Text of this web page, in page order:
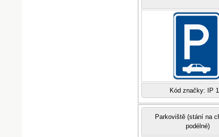
Kód značky: IP
Parkoviště (stání na
podélné)